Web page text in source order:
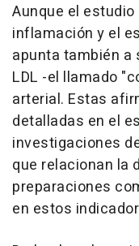
Aunque el
inflamación y el
apunta también
LDL -el llamado
arterial. Estas
detalladas en el
investigaciones
que relacionan la
preparaciones
en estos